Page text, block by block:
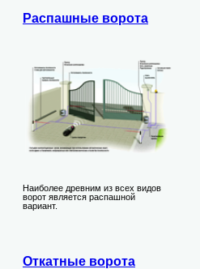
Распашные ворота
Наиболее древним из всех видов
ворот является распашной
вариант.
Откатные ворота